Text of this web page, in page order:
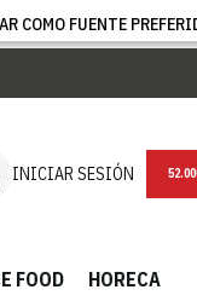
COMO FUENTE
INICIAR SESIÓN
FOOD HORECA